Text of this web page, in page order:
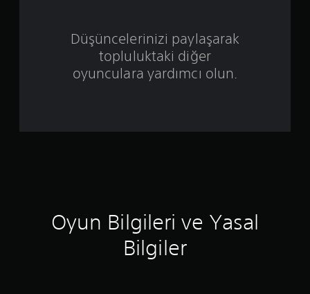
n
1
Düşüncelerinizi paylaşarak
topluluktaki diğer
oyunculara yardımcı olun.
Oyun Bilgileri ve Yasal
Bilgiler